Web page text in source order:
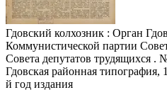
Гдовский колхозник : Орган
Коммунистической партии
Совета депутатов трудящихся .
Гдовская районная
й год издания